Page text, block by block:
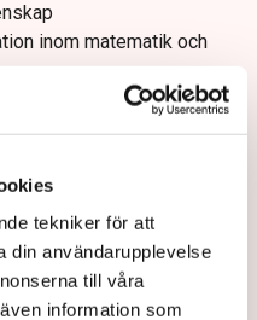
tekniker för att
din användarupplevelse
till våra
information som
inom matematik och
om naturvetenskap, och
digitala färdigheter.
innovation och
och konkurrenskraft
efterfrågan på STEM-